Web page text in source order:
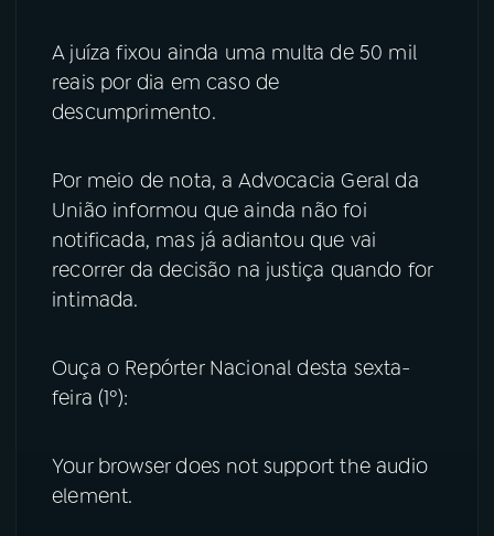
A juíza fixou ainda uma multa de 50 mil
reais por dia em caso de
descumprimento.
Por meio de nota, a Advocacia Geral da
União informou que ainda não foi
notificada, mas já adiantou que vai
recorrer da decisão na justiça quando for
intimada.
Ouça o Repórter Nacional desta sexta-
feira (1º):
Your browser does not support the audio
element.